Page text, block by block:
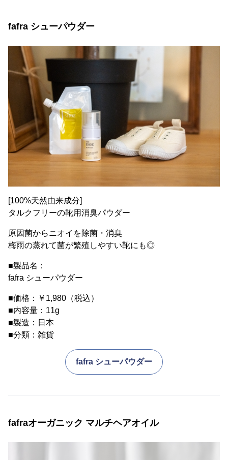
fafra シューパウダー
[100%天然由来成分]
タルクフリーの靴用消臭パウダー
原因菌からニオイを除菌・消臭
梅雨の蒸れて菌が繁殖しやすい靴にも◎
■製品名：
fafra シューパウダー
■価格：￥1,980（税込）
■内容量：11g
■製造：日本
■分類：雑貨
fafra シューパウダー
fafraオーガニック マルチヘアオイル